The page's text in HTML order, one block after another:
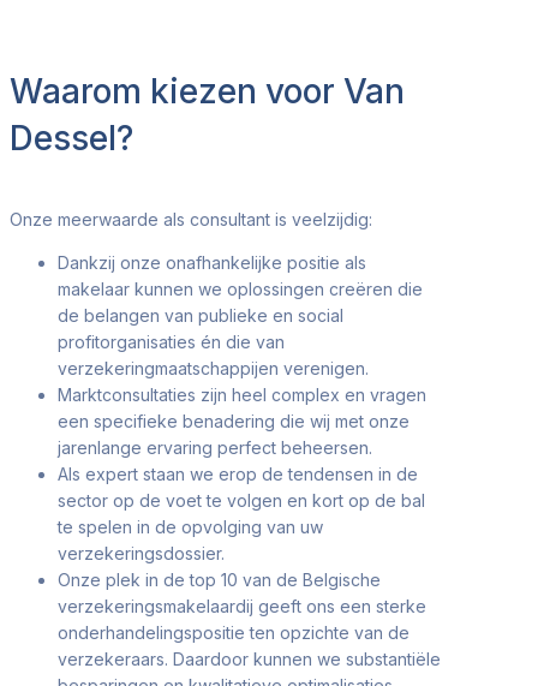
Waarom kiezen voor Van
Dessel?
Onze meerwaarde als consultant is veelzijdig:
Dankzij onze onafhankelijke positie als
makelaar kunnen we oplossingen creëren die
de belangen van publieke en social
profitorganisaties én die van
verzekeringmaatschappijen verenigen.
Marktconsultaties zijn heel complex en vragen
een specifieke benadering die wij met onze
jarenlange ervaring perfect beheersen.
Als expert staan we erop de tendensen in de
sector op de voet te volgen en kort op de bal
te spelen in de opvolging van uw
verzekeringsdossier.
Onze plek in de top 10 van de Belgische
verzekeringsmakelaardij geeft ons een sterke
onderhandelingspositie ten opzichte van de
verzekeraars. Daardoor kunnen we substantiële